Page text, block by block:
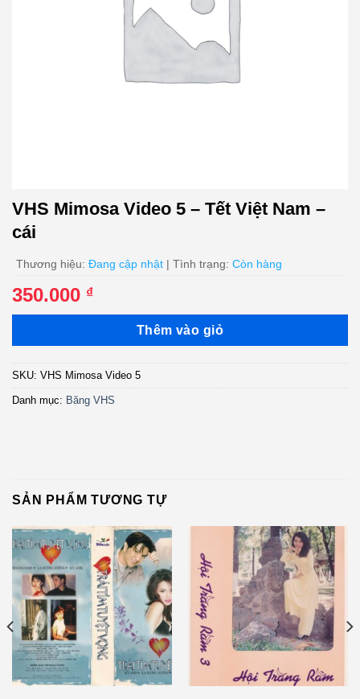
VHS Mimosa Video 5 – Tết Việt Nam –
cái
Thương hiệu: Đang cập nhật | Tình trạng: Còn hàng
350.000 ₫
Thêm vào giỏ
SKU: VHS Mimosa Video 5
Danh mục: Băng VHS
SẢN PHẨM TƯƠNG TỰ